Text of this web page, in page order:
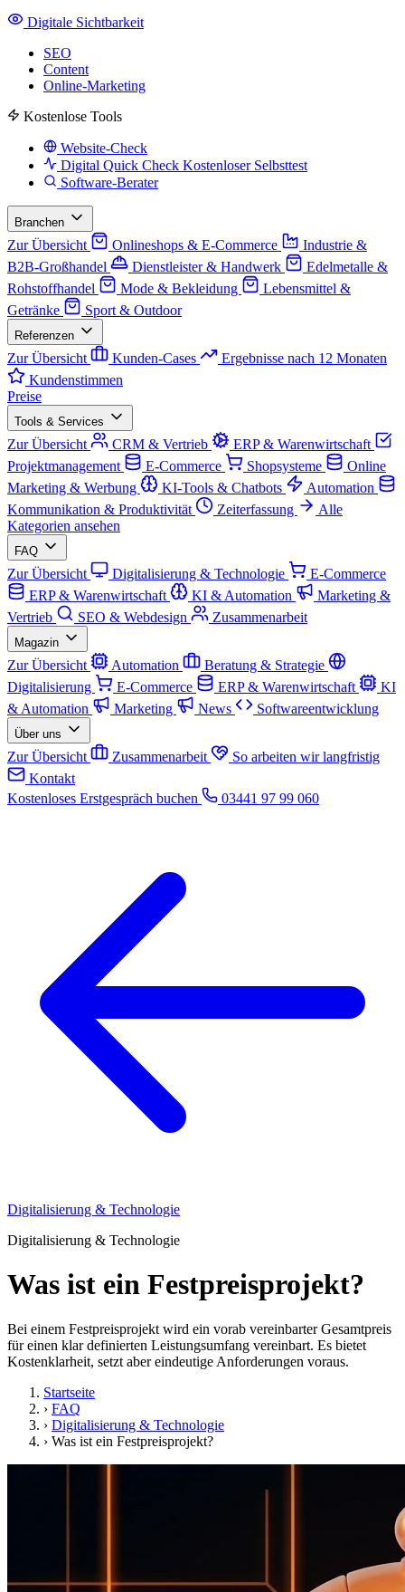
Digitale Sichtbarkeit
SEO
Content
Online-Marketing
Kostenlose Tools
Website-Check
Digital Quick Check Kostenloser Selbsttest
Software-Berater
Branchen
Zur Übersicht Onlineshops & E-Commerce
Industrie &
B2B-Großhandel
Dienstleister & Handwerk
Edelmetalle &
Rohstoffhandel
Mode & Bekleidung
Lebensmittel &
Getränke
Sport & Outdoor
Referenzen
Zur Übersicht Kunden-Cases
Ergebnisse nach 12 Monaten
Kundenstimmen
Preise
Tools & Services
Zur Übersicht CRM & Vertrieb
ERP & Warenwirtschaft
Projektmanagement
E-Commerce Shopsysteme
Online
Marketing & Werbung
KI-Tools & Chatbots
Automation
Kommunikation & Produktivität
Zeiterfassung
Alle
Kategorien ansehen
FAQ
Zur Übersicht Digitalisierung & Technologie
E-Commerce
ERP & Warenwirtschaft
KI & Automation
Marketing &
Vertrieb
SEO & Webdesign Zusammenarbeit
Magazin
Zur Übersicht Automation
Beratung & Strategie
Digitalisierung
E-Commerce ERP & Warenwirtschaft
KI
& Automation
Marketing News Softwareentwicklung
Über uns
Zur Übersicht Zusammenarbeit
So arbeiten wir langfristig
Kontakt
Kostenloses Erstgespräch buchen
03441 97 99 060
Digitalisierung & Technologie
Digitalisierung & Technologie
Was ist ein Festpreisprojekt?
Bei einem Festpreisprojekt wird ein vorab vereinbarter Gesamtpreis
für einen klar definierten Leistungsumfang vereinbart. Es bietet
Kostenklarheit, setzt aber eindeutige Anforderungen voraus.
Startseite
› FAQ
› Digitalisierung & Technologie
› Was ist ein Festpreisprojekt?